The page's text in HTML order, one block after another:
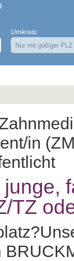
Umkreis:
in
TZ